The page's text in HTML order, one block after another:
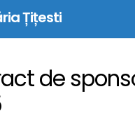
Țițesti
de